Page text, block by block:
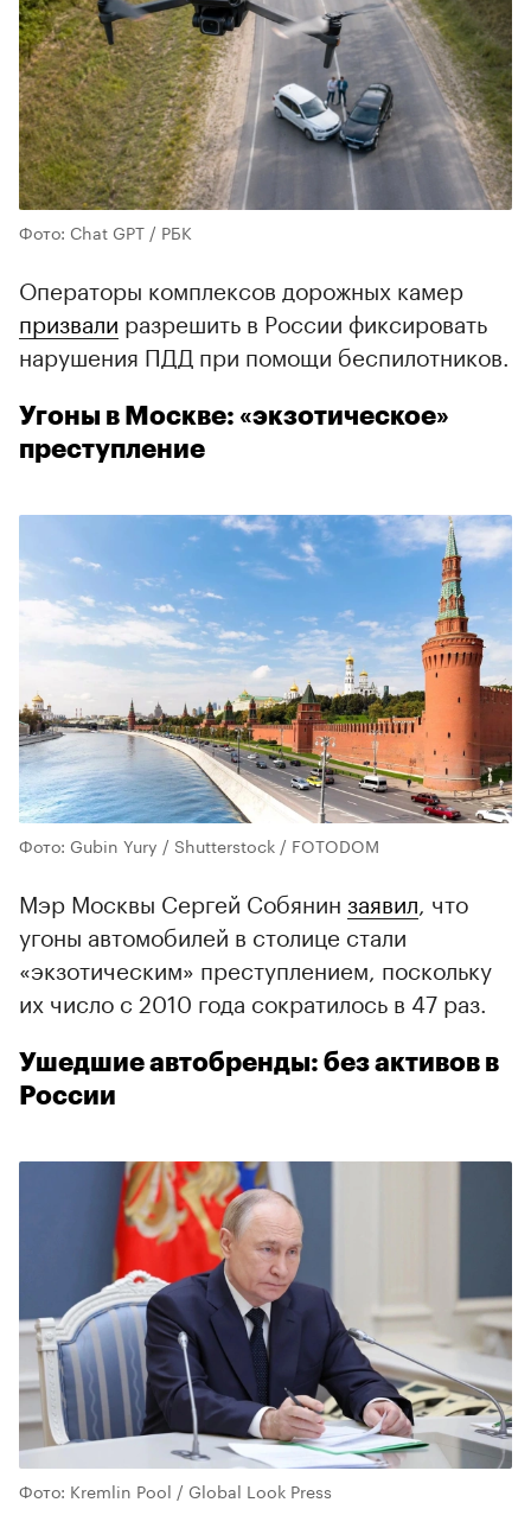
Фото: Chat GPT / РБК
Операторы комплексов дорожных камер
призвали разрешить в России фиксировать
нарушения ПДД при помощи беспилотников.
Угоны в Москве: «экзотическое»
преступление
Фото: Gubin Yury / Shutterstock / FOTODOM
Мэр Москвы Сергей Собянин заявил , что
угоны автомобилей в столице стали
«экзотическим» преступлением, поскольку
их число с 2010 года сократилось в 47 раз.
Ушедшие автобренды: без активов в
России
Фото: Kremlin Pool / Global Look Press